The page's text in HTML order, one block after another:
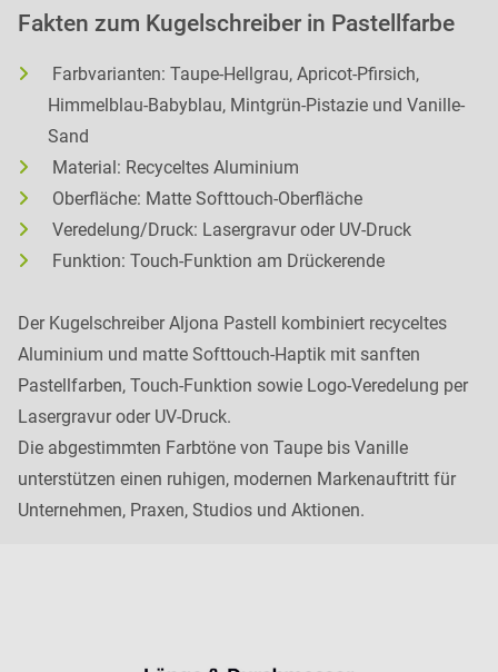
Fakten zum Kugelschreiber in Pastellfarbe
Farbvarianten: Taupe-Hellgrau, Apricot-Pfirsich,
Himmelblau-Babyblau, Mintgrün-Pistazie und Vanille-
Sand
Material: Recyceltes Aluminium
Oberfläche: Matte Softtouch-Oberfläche
Veredelung/Druck: Lasergravur oder UV-Druck
Funktion: Touch-Funktion am Drückerende
Der Kugelschreiber Aljona Pastell kombiniert recyceltes
Aluminium und matte Softtouch-Haptik mit sanften
Pastellfarben, Touch-Funktion sowie Logo-Veredelung per
Lasergravur oder UV-Druck.
Die abgestimmten Farbtöne von Taupe bis Vanille
unterstützen einen ruhigen, modernen Markenauftritt für
Unternehmen, Praxen, Studios und Aktionen.